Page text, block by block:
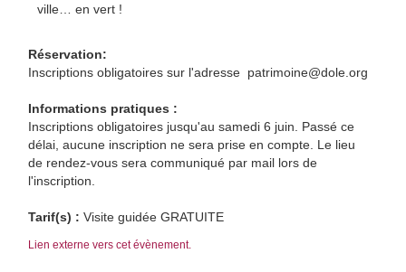
ville… en vert !
Réservation:
Inscriptions obligatoires sur l'adresse patrimoine@dole.org
Informations pratiques :
Inscriptions obligatoires jusqu'au samedi 6 juin. Passé ce
délai, aucune inscription ne sera prise en compte. Le lieu
de rendez-vous sera communiqué par mail lors de
l'inscription.
Tarif(s) : Visite guidée GRATUITE
Lien externe vers cet évènement.